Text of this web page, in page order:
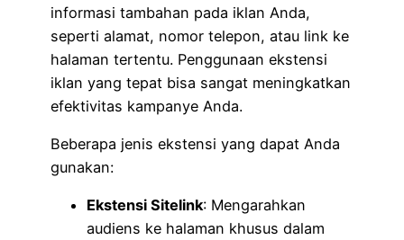
informasi tambahan pada iklan Anda,
seperti alamat, nomor telepon, atau link ke
halaman tertentu. Penggunaan ekstensi
iklan yang tepat bisa sangat meningkatkan
efektivitas kampanye Anda.
Beberapa jenis ekstensi yang dapat Anda
gunakan:
Ekstensi Sitelink: Mengarahkan
audiens ke halaman khusus dalam